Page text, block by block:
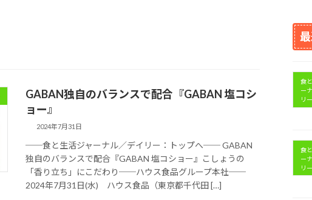
GABAN独自のバランスで配合『GABAN 塩コシ
ョー』
2024年7月31日
──食と生活ジャーナル／デイリー：トップへ── GABAN
独自のバランスで配合『GABAN 塩コショー』こしょうの
「香り立ち」にこだわり──ハウス食品グループ本社──
2024年7月31日(水) ハウス食品（東京都千代田 […]
食
ー
リー
食
ー
リー